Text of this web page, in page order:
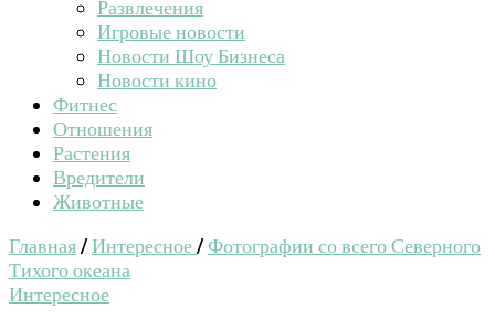
Развлечения
Игровые новости
Новости Шоу Бизнеса
Новости кино
Фитнес
Отношения
Растения
Вредители
Животные
Главная/Интересное/Фотографии со всего Северного
Тихого океана
Интересное